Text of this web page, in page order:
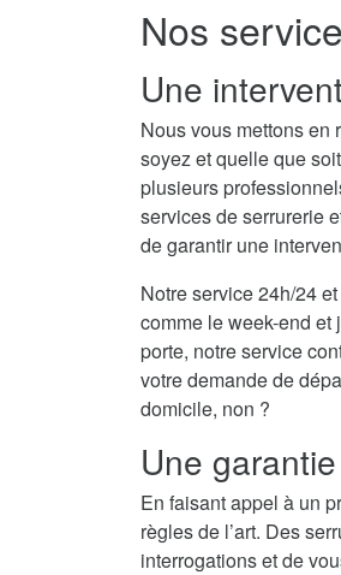
Nos
Une
Nous vous mettons en
soyez et quelle que
plusieurs
services de serrurerie
de garantir une
Notre service 24h/24
comme le week-end et
porte, notre service
votre demande de
domicile, non ?
Une
En faisant appel à un
règles de l’art. Des
interrogations et de